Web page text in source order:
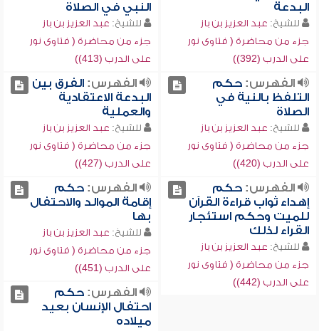
البدعة
للشيخ: عبد العزيز بن باز
جزء من محاضرة ( فتاوى نور
على الدرب (392))
النبي في الصلاة
للشيخ: عبد العزيز بن باز
جزء من محاضرة ( فتاوى نور
على الدرب (413))
الفهرس:حكم
التلفظ بالنية في
الصلاة
للشيخ: عبد العزيز بن باز
جزء من محاضرة ( فتاوى نور
على الدرب (420))
الفهرس:الفرق بين
البدعة الاعتقادية
والعملية
للشيخ: عبد العزيز بن باز
جزء من محاضرة ( فتاوى نور
على الدرب (427))
الفهرس:حكم
إهداء ثواب قراءة القرآن
للميت وحكم استئجار
القراء لذلك
للشيخ: عبد العزيز بن باز
جزء من محاضرة ( فتاوى نور
على الدرب (442))
الفهرس:حكم
إقامة الموالد والاحتفال
بها
للشيخ: عبد العزيز بن باز
جزء من محاضرة ( فتاوى نور
على الدرب (451))
الفهرس:حكم
احتفال الإنسان بعيد
ميلاده